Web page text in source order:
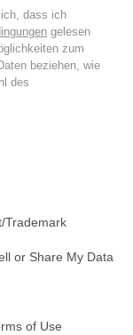
dass ich
gelesen
zum
beziehen, wie
des
Trademark
or Share My Data
of Use